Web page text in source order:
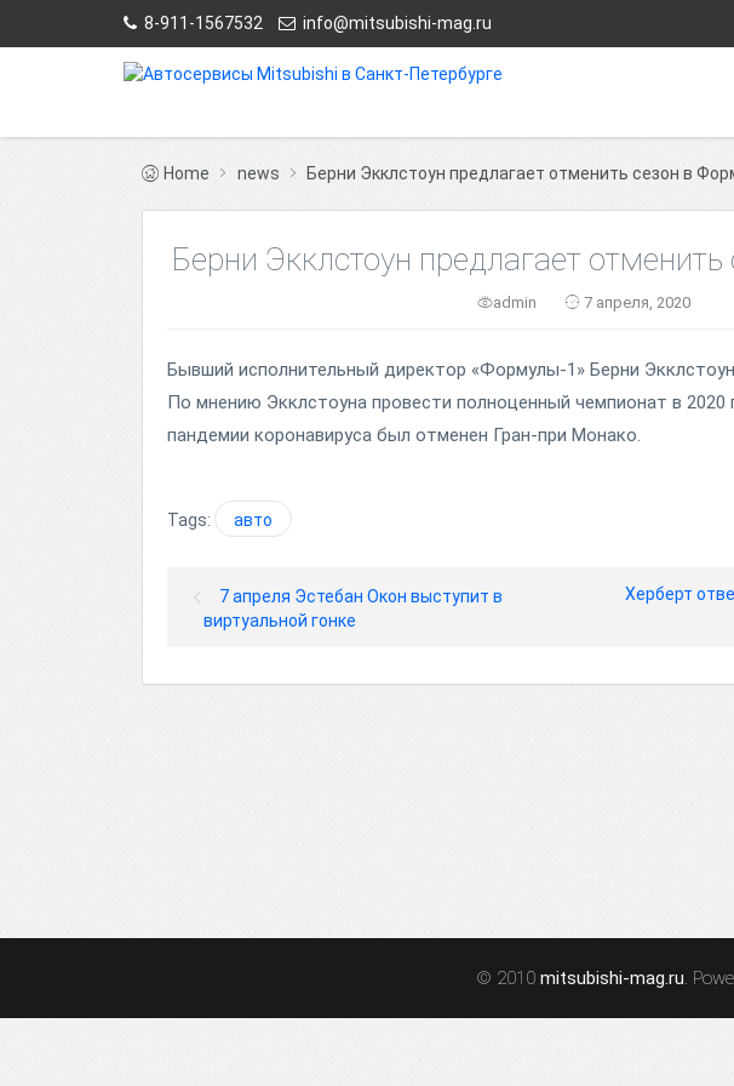
8-911-1567532 info@mitsubishi-mag.ru
Home news Берни Экклстоун предлагает отменить сезон в
Берни Экклстоун предлагает
admin 7 апреля, 2020
Бывший исполнительный директор «Формулы-1» Берни
По мнению Экклстоуна провести полноценный чемпионат в 2020
пандемии коронавируса был отменен Гран-при Монако.
Tags: авто
7 апреля Эстебан Окон выступит в
виртуальной гонке
Херберт
© 2010 mitsubishi-mag.ru.